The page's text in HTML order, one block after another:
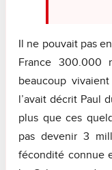
Il ne pouvait pas
France 300.000
beaucoup
l’avait décrit Paul
plus que ces
pas devenir 3
fécondité connue